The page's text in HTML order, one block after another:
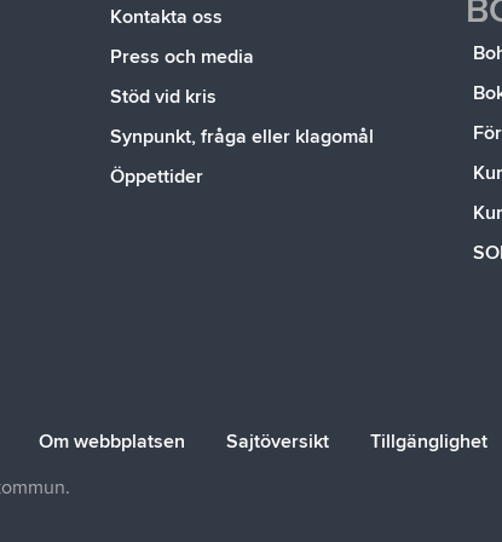
Kontakta oss
Press och media
Stöd vid kris
Synpunkt, fråga eller klagomål
Öppettider
Om webbplatsen Sajtöversikt
Tillgänglighet